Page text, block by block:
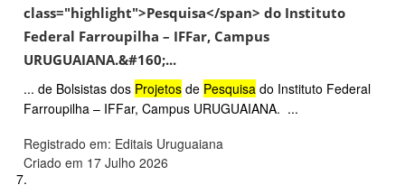
class="highlight">Pesquisa</span> do Instituto
Federal Farroupilha – IFFar, Campus
URUGUAIANA.&#160;...
... de Bolsistas dos Projetos de Pesquisa do Instituto Federal
Farroupilha – IFFar, Campus URUGUAIANA. ...
Registrado em: Editais Uruguaiana
Criado em 17 Julho 2026
7.